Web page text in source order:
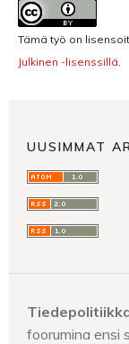
Tämä työ on
Julkinen -lisenssillä.
UUSIMMAT
foorumina ensi